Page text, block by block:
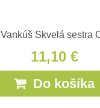
Vankúš Skvelá sestra
11,10 €
Do košíka